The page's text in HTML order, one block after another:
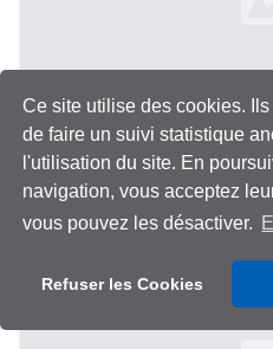
Ce site utilise des cookies.
de faire un suivi statistique
l'utilisation du site. En
navigation, vous acceptez
vous pouvez les désactiver.
Refuser les Cookies
Chargement...